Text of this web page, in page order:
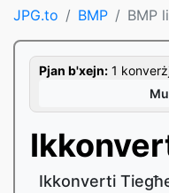
JPG.to BMP BMP
Pjan b'xejn: 1
Ikkonverti